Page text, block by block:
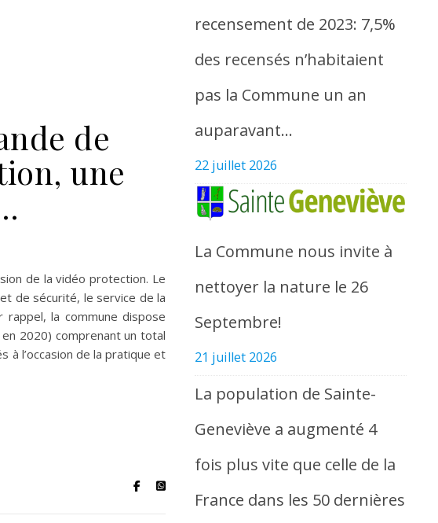
de
une
de la vidéo protection. Le
de sécurité, le service de la
rappel, la commune dispose
2020) comprenant un total
à l’occasion de la pratique et
recensement de 2023: 7,5%
des recensés n’habitaient
pas la Commune un an
auparavant…
22 juillet 2026
La Commune nous invite à
nettoyer la nature le 26
Septembre!
21 juillet 2026
La population de Sainte-
Geneviève a augmenté 4
fois plus vite que celle de la
France dans les 50 dernières